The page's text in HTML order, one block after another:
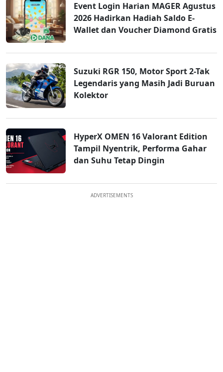
Event Login Harian MAGER Agustus
2026 Hadirkan Hadiah Saldo E-
Wallet dan Voucher Diamond Gratis
Suzuki RGR 150, Motor Sport 2-Tak
Legendaris yang Masih Jadi Buruan
Kolektor
HyperX OMEN 16 Valorant Edition
Tampil Nyentrik, Performa Gahar
dan Suhu Tetap Dingin
ADVERTISEMENTS